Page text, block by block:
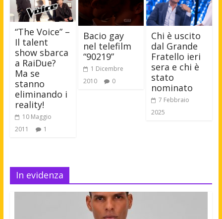
“The Voice” –
Il talent
show sbarca
a RaiDue?
Ma se
stanno
eliminando i
reality!
10 Maggio
2011
1
Bacio gay
nel telefilm
“90219”
1 Dicembre
2010
0
Chi è uscito
dal Grande
Fratello ieri
sera e chi è
stato
nominato
7 Febbraio
2025
In evidenza